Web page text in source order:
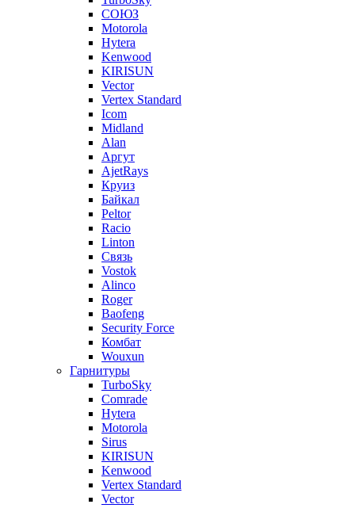
СОЮЗ
Motorola
Hytera
Kenwood
KIRISUN
Vector
Vertex Standard
Icom
Midland
Alan
Аргут
AjetRays
Круиз
Байкал
Peltor
Racio
Linton
Связь
Vostok
Alinco
Roger
Baofeng
Security Force
Комбат
Wouxun
Гарнитуры
TurboSky
Comrade
Hytera
Motorola
Sirus
KIRISUN
Kenwood
Vertex Standard
Vector